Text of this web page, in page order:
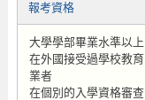
報考資格
大學學部畢業水準以上
在外國接受過學校教
業者
在個別的入學資格審